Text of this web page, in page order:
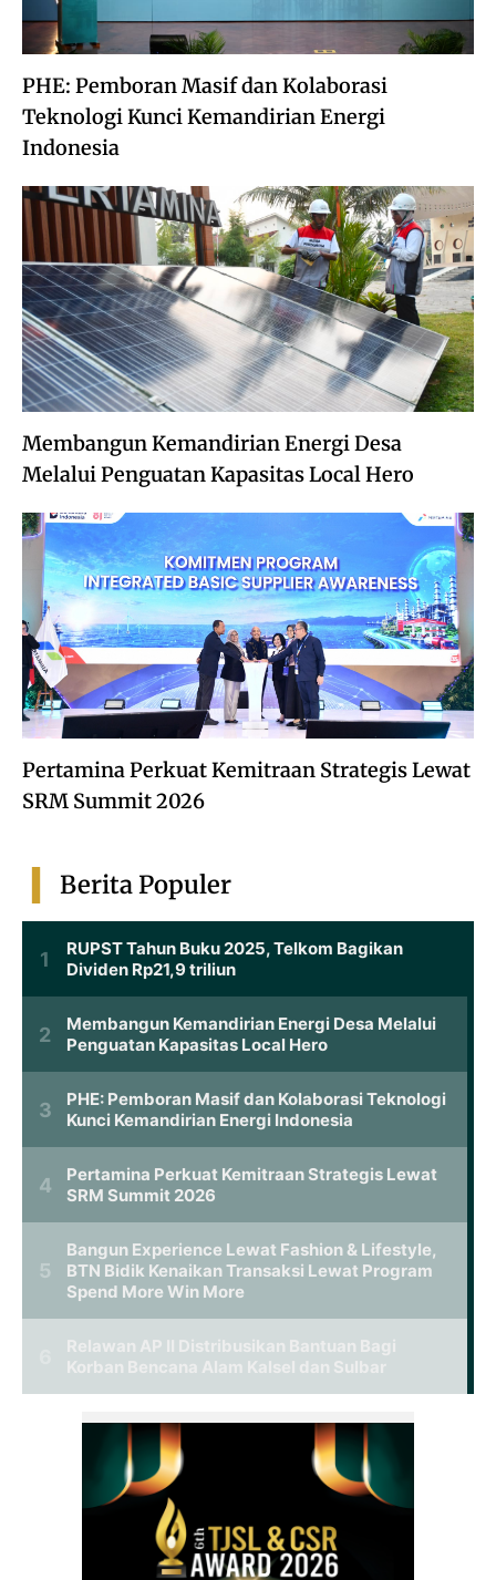
PHE: Pemboran Masif dan Kolaborasi
Teknologi Kunci Kemandirian Energi
Indonesia
Membangun Kemandirian Energi Desa
Melalui Penguatan Kapasitas Local Hero
Pertamina Perkuat Kemitraan Strategis Lewat
SRM Summit 2026
Berita Populer